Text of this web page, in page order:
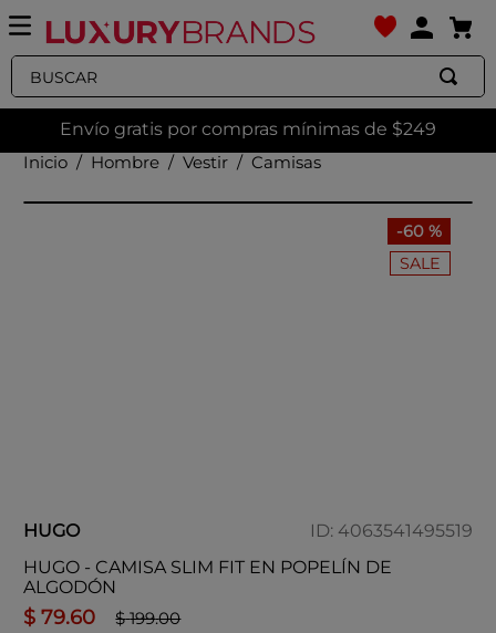
Buscar
Envío gratis por compras mínimas de $249
Hombre
Vestir Camisas
-60 %
SALE
HUGO ID: 4063541495519
HUGO - CAMISA SLIM FIT EN POPELÍN DE
ALGODÓN
$ 79.60 $ 199.00